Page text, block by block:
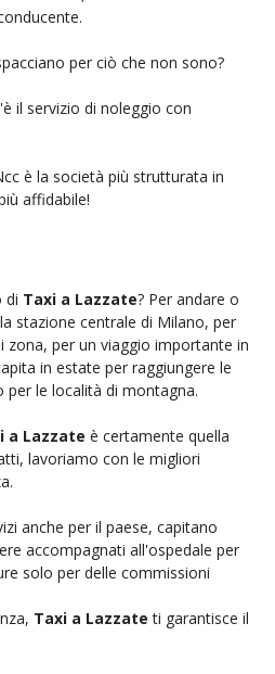
per ciò che non sono?
il servizio di noleggio con
è la società più strutturata in
affidabile!
di Taxi a Lazzate? Per andare o
stazione centrale di Milano, per
per un viaggio importante in
in estate per raggiungere le
per le località di montagna.
a Lazzate è certamente quella
lavoriamo con le migliori
anche per il paese, capitano
accompagnati all'ospedale per
solo per delle commissioni
Taxi a Lazzate ti garantisce il